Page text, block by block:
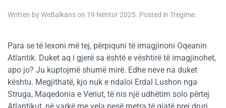
Written byWeBalkanson 19 Nëntor 2025. Posted in Tregime.
Para se të lexoni më tej, përpiquni të imagjinoni Oqeanin
Atlantik. Duket aq i gjerë sa është e vështirë të imagjinohet,
apo jo? Ju kuptojmë shumë mirë. Edhe neve na duket
kështu. Megjithatë, kjo nuk e ndaloi Erdal Lushon nga
Struga, Maqedonia e Veriut, të nis një udhëtim solo përtej
Atlantikut, në varkë me vela pesë metra të gjatë prej druri,